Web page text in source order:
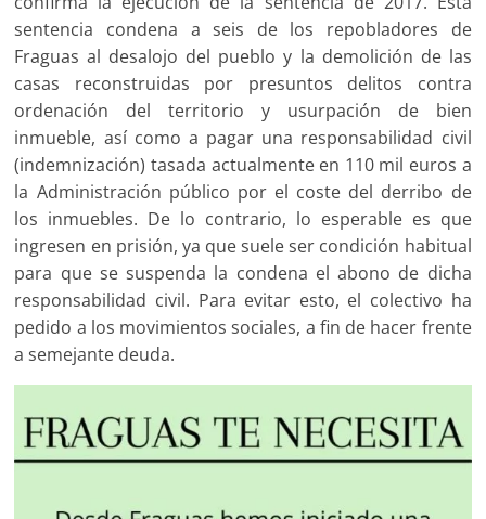
sentencia condena a seis de los repobladores de
Fraguas al desalojo del pueblo y la demolición de las
casas reconstruidas por presuntos delitos contra
ordenación del territorio y usurpación de bien
inmueble, así como a pagar una responsabilidad civil
(indemnización) tasada actualmente en 110 mil euros a
la Administración público por el coste del derribo de
los inmuebles. De lo contrario, lo esperable es que
ingresen en prisión, ya que suele ser condición habitual
para que se suspenda la condena el abono de dicha
responsabilidad civil. Para evitar esto, el colectivo ha
pedido a los movimientos sociales, a fin de hacer frente
a semejante deuda.